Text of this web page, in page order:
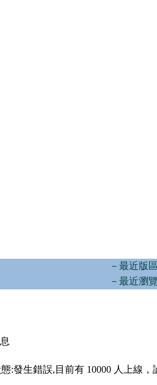
－最近版
－最近瀏
:發生錯誤,目前有 10000 人上線